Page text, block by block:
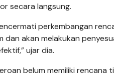
secara langsung.
perkembangan
dan akan melakukan
ujar dia.
belum memiliki